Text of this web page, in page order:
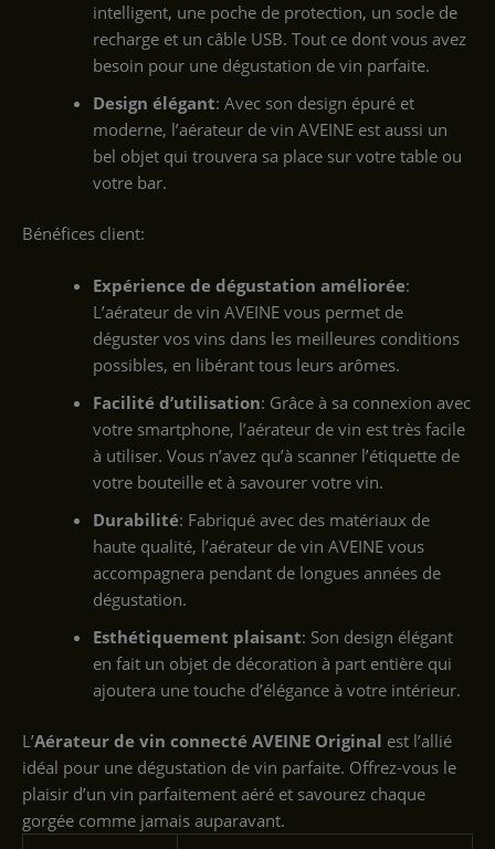
intelligent, une poche de protection, un socle de
recharge et un câble USB. Tout ce dont vous avez
besoin pour une dégustation de vin parfaite.
Design élégant: Avec son design épuré et
moderne, l’aérateur de vin AVEINE est aussi un
bel objet qui trouvera sa place sur votre table ou
votre bar.
Bénéfices client:
Expérience de dégustation améliorée:
L’aérateur de vin AVEINE vous permet de
déguster vos vins dans les meilleures conditions
possibles, en libérant tous leurs arômes.
Facilité d’utilisation: Grâce à sa connexion avec
votre smartphone, l’aérateur de vin est très facile
à utiliser. Vous n’avez qu’à scanner l’étiquette de
votre bouteille et à savourer votre vin.
Durabilité: Fabriqué avec des matériaux de
haute qualité, l’aérateur de vin AVEINE vous
accompagnera pendant de longues années de
dégustation.
Esthétiquement plaisant: Son design élégant
en fait un objet de décoration à part entière qui
ajoutera une touche d’élégance à votre intérieur.
L’Aérateur de vin connecté AVEINE Original est l’allié
idéal pour une dégustation de vin parfaite. Offrez-vous le
plaisir d’un vin parfaitement aéré et savourez chaque
gorgée comme jamais auparavant.